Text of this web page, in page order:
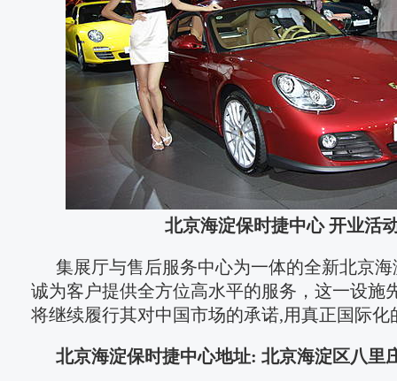
北京海淀保时捷中心 开业活
集展厅与售后服务中心为一体的全新北京
诚为客户提供全方位高水平的服务，这一设施
将继续履行其对中国市场的承诺,用真正国际化
北京海淀保时捷中心地址: 北京海淀区八里